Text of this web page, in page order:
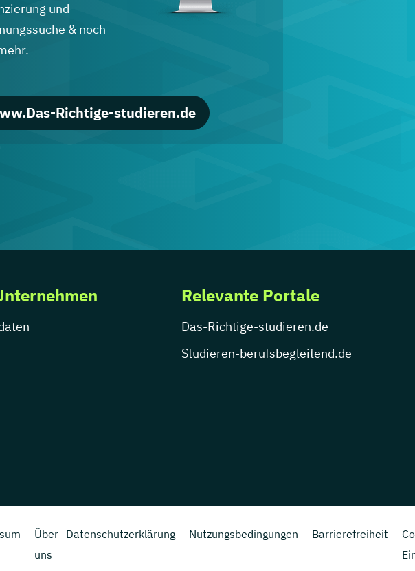
und
& noch
Richtige-studieren.de
Relevante Portale
Das-Richtige-studieren.de
Studieren-berufsbegleitend.de
Über
uns
Datenschutzerklärung Nutzungsbedingungen Barrierefreiheit